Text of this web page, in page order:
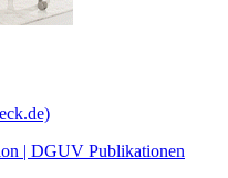
| DGUV Publikationen